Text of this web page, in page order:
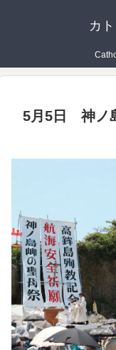
カ
5月5日 神ノ